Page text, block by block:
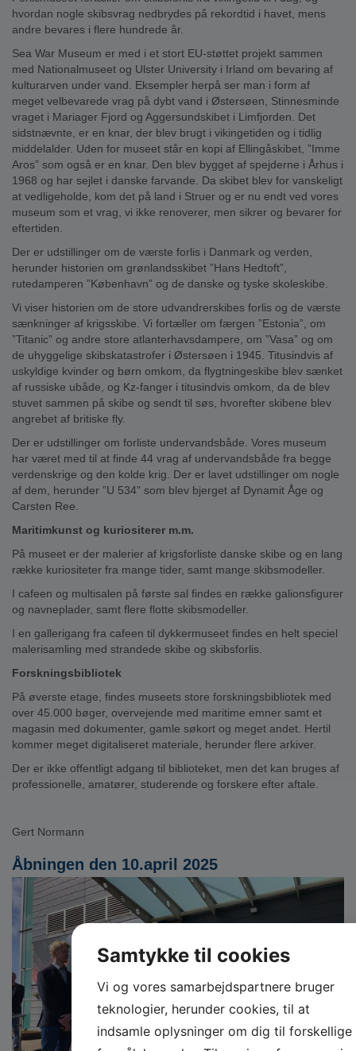
hvordan nogle skibsvrag nedbrydes på rekordtid i havet, mens
andre bevares i flere hundrede år.
Sea War Museum er med i et stort EU-støttet projekt sammen
med Nationalmuseet og Ulster University i Irland om bevaring af
kulturarven under vand. Eksempler herpå ser man i form af
meget velbevarede vrag på dybt vand i Østersøen, Stinnesminde
vraget i Mariager Fjord og Aggersundskibet i Limfjorden. Det
sidstnævnte, er en knar, der blev brugt i vikingetiden og i tidlig
middelalder. Uden for museet står en kopi af Ellingåskibet, ”Imme
Aros” som også er en knar. Den blev bygget af spejderne i Århus i
1968 og har sejlet i danske farvande. Da skibet blev for vanskeligt
at vedligeholde, kom det på land i Struer og er nu endt ved vores
museum som et vrag, vi ikke renoverer, men sikrer og bevarer for
eftertiden.
Der er udstillinger om de værste forlis i Danmark og verden,
herunder historien om grønlandsskibet ”Hans Hedtoft”,
rutedamperen ”København” og de danske og tyske skoleskibe.
Vi viser historien om de store udvandrerskibes forlis og de værste
sænkninger af krigsskibe. Vi fortæller om færgen ”Estonia”, om
”Titanic” og andre store atlanterhavsdampere, om ”Vasa” og om
de uhyggelige skibskatastrofer i Østersøen i 1945. Titusindvis af
uskyldige kvinder og børn omkom, da flygtningeskibe blev sænket
af russiske ubåde, og Kz-fanger i titusindvis omkom, da de blev
stuvet sammen på skibe og sendt til søs, hvorefter skibene blev
angrebet af britiske fly.
Der er udstillinger om forliste undervandsbåde. Vores museum
har været med til at finde 44 vrag af undervandsbåde fra begge
verdenskrige og den kolde krig. Der er lavet udstillinger om nogle
af dem, herunder ”U 534” som blev bjerget af Dynamit Åge og
Carsten Ree.
Maritimkunst og kuriositerer m.m.
På museet er der malerier af krigsforliste danske skibe og en lang
række kuriositeter fra mange tider, samt mange skibsmodeller.
I cafeen og multisalen på første sal findes en række galionsfigurer
og navneplader, samt flere flotte skibsmodeller.
I en gallerigang fra cafeen til dykkermuseet findes en helt speciel
malerisamling med strandede skibe og skibsforlis.
Forskningsbibliotek
På øverste etage, findes museets store forskningsbibliotek med
over 45.000 bøger, overvejende med maritime emner samt et
magasin med dokumenter, gamle søkort og meget andet. Hertil
kommer meget digitaliseret materiale, herunder flere arkiver.
Der er ikke offentligt adgang til biblioteket, men det kan bruges af
professionelle, amatører, studerende og forskere efter aftale.
Gert Normann
Åbningen den 10.april 2025
Samtykke til cookies
Vi og vores samarbejdspartnere bruger
teknologier, herunder cookies, til at
indsamle oplysninger om dig til forskellige